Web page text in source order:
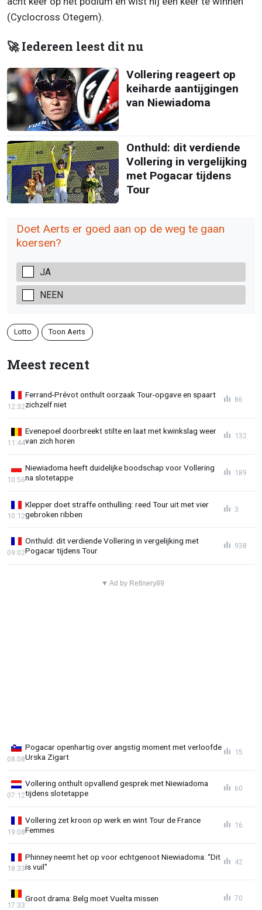
(Cyclocross Otegem).
🚀 Iedereen leest dit nu
Vollering reageert op
keiharde aantijgingen
van Niewiadoma
Onthuld: dit verdiende
Vollering in vergelijking
met Pogacar tijdens
Tour
Doet Aerts er goed aan op de weg te gaan
koersen?
JA
NEEN
Lotto Toon Aerts
Meest recent
Ferrand-Prévot onthult oorzaak Tour-opgave en spaart
zichzelf niet
12:32
86
Evenepoel doorbreekt stilte en laat met kwinkslag weer
van zich horen
11:44
132
Niewiadoma heeft duidelijke boodschap voor Vollering
na slotetappe
10:56
189
Klepper doet straffe onthulling: reed Tour uit met vier
gebroken ribben
10:12
3
Onthuld: dit verdiende Vollering in vergelijking met
Pogacar tijdens Tour
09:02
938
▼ Ad by Refinery89
Pogacar openhartig over angstig moment met verloofde
Urska Zigart
08:08
15
Vollering onthult opvallend gesprek met Niewiadoma
tijdens slotetappe
07:12
60
Vollering zet kroon op werk en wint Tour de France
Femmes
19:08
16
Phinney neemt het op voor echtgenoot Niewiadoma: “Dit
is vuil"
18:33
42
Groot drama: Belg moet Vuelta missen
17:33
70